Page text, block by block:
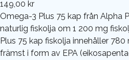
149,00 kr
Omega-3 Plus 75 kap från Alpha
naturlig fiskolja om 1 200 mg
Plus 75 kap fiskolja innehåller
främst i form av EPA